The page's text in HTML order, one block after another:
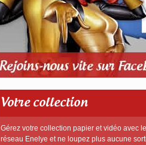
Votre collection
Gérez votre collection papier et vidéo avec le
réseau Enelye et ne loupez plus aucune